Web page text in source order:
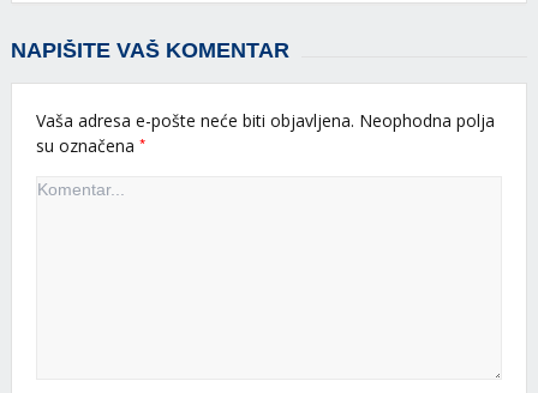
NAPIŠITE VAŠ KOMENTAR
Vaša adresa e-pošte neće biti objavljena. Neophodna polja
su označena *